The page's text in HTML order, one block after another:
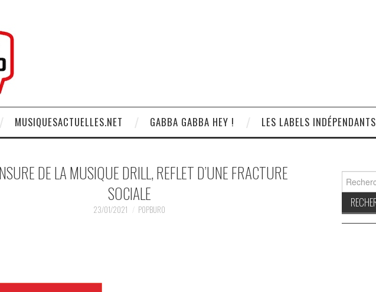
MUSIQUESACTUELLES.NET GABBA GABBA HEY ! LES LABELS INDÉPENDANTS
DE LA MUSIQUE DRILL, REFLET D’UNE FRACTURE
SOCIALE
23/01/2021 POPBURO